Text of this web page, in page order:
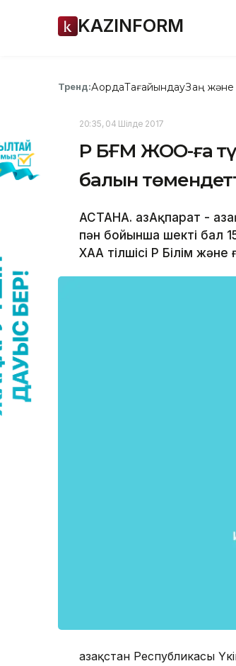
KAZINFORM
Тренд:АқордаТағайындауЗаң және
20:35, 04 Шілде 2017
ҚР БҒМ ЖОО-ға
балын
АСТАНА. ҚазАқпарат -
пән бойынша шекті бал
ХАА тілшісі ҚР Білім
Қазақстан Республикасы